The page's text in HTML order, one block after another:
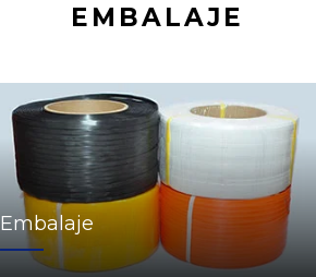
EMBALAJE
Embalaje